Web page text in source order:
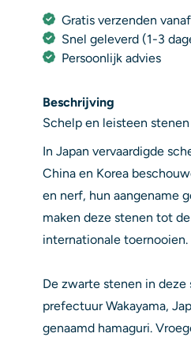
Gratis verzenden
Snel geleverd (1-3
Persoonlijk advies
Beschrijving
Schelp en leisteen stenen
In Japan vervaardigde
China en Korea
en nerf, hun aangename
maken deze stenen tot
internationale toernooien.
De zwarte stenen in
prefectuur Wakayama,
genaamd hamaguri.